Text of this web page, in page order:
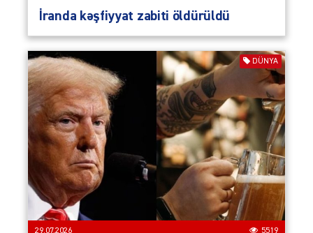
İranda kəşfiyyat zabiti öldürüldü
DÜNYA
29.07.2026 5519